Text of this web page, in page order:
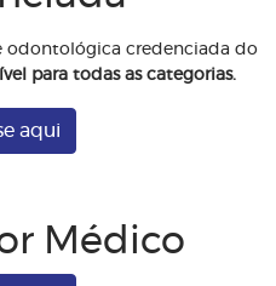
odontológica credenciada do
para todas as categorias.
aqui
Médico